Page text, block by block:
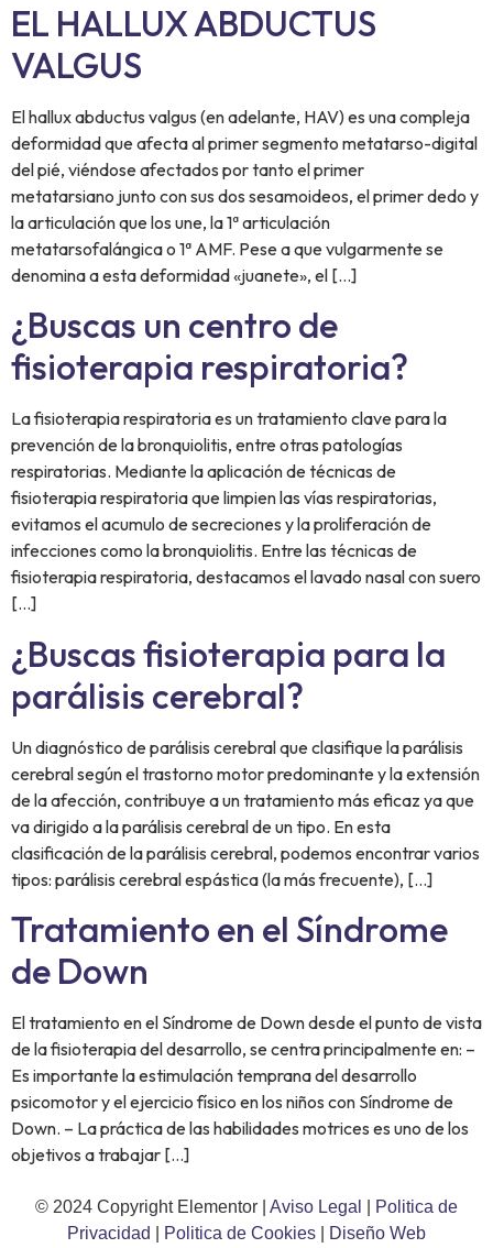
EL HALLUX ABDUCTUS
VALGUS
El hallux abductus valgus (en adelante, HAV) es una compleja
deformidad que afecta al primer segmento metatarso-digital
del pié, viéndose afectados por tanto el primer
metatarsiano junto con sus dos sesamoideos, el primer dedo y
la articulación que los une, la 1ª articulación
metatarsofalángica o 1ª AMF. Pese a que vulgarmente se
denomina a esta deformidad «juanete», el […]
¿Buscas un centro de
fisioterapia respiratoria?
La fisioterapia respiratoria es un tratamiento clave para la
prevención de la bronquiolitis, entre otras patologías
respiratorias. Mediante la aplicación de técnicas de
fisioterapia respiratoria que limpien las vías respiratorias,
evitamos el acumulo de secreciones y la proliferación de
infecciones como la bronquiolitis. Entre las técnicas de
fisioterapia respiratoria, destacamos el lavado nasal con suero
[…]
¿Buscas fisioterapia para la
parálisis cerebral?
Un diagnóstico de parálisis cerebral que clasifique la parálisis
cerebral según el trastorno motor predominante y la extensión
de la afección, contribuye a un tratamiento más eficaz ya que
va dirigido a la parálisis cerebral de un tipo. En esta
clasificación de la parálisis cerebral, podemos encontrar varios
tipos: parálisis cerebral espástica (la más frecuente), […]
Tratamiento en el Síndrome
de Down
El tratamiento en el Síndrome de Down desde el punto de vista
de la fisioterapia del desarrollo, se centra principalmente en: –
Es importante la estimulación temprana del desarrollo
psicomotor y el ejercicio físico en los niños con Síndrome de
Down. – La práctica de las habilidades motrices es uno de los
objetivos a trabajar […]
© 2024 Copyright Elementor | Aviso Legal
Politica de
Privacidad
Politica de Cookies Diseño Web